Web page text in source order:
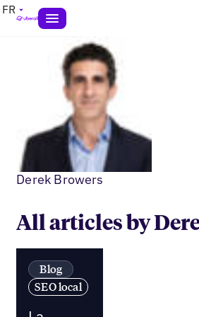
FR
Derek Browers
All articles by
Blog
SEO local